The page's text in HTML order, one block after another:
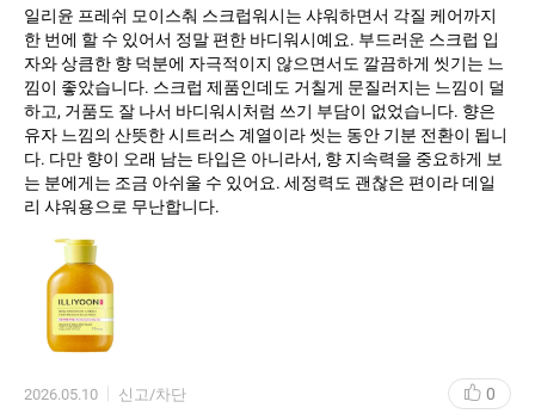
일리윤 프레쉬 모이스춰 스크럽워시는 샤워하면서 각질 케어까지
한 번에 할 수 있어서 정말 편한 바디워시예요. 부드러운 스크럽 입
자와 상큼한 향 덕분에 자극적이지 않으면서도 깔끔하게 씻기는 느
낌이 좋았습니다. 스크럽 제품인데도 거칠게 문질러지는 느낌이 덜
하고, 거품도 잘 나서 바디워시처럼 쓰기 부담이 없었습니다. 향은
유자 느낌의 산뜻한 시트러스 계열이라 씻는 동안 기분 전환이 됩니
다. 다만 향이 오래 남는 타입은 아니라서, 향 지속력을 중요하게 보
는 분에게는 조금 아쉬울 수 있어요. 세정력도 괜찮은 편이라 데일
리 샤워용으로 무난합니다.
2026.05.10 신고/차단 0